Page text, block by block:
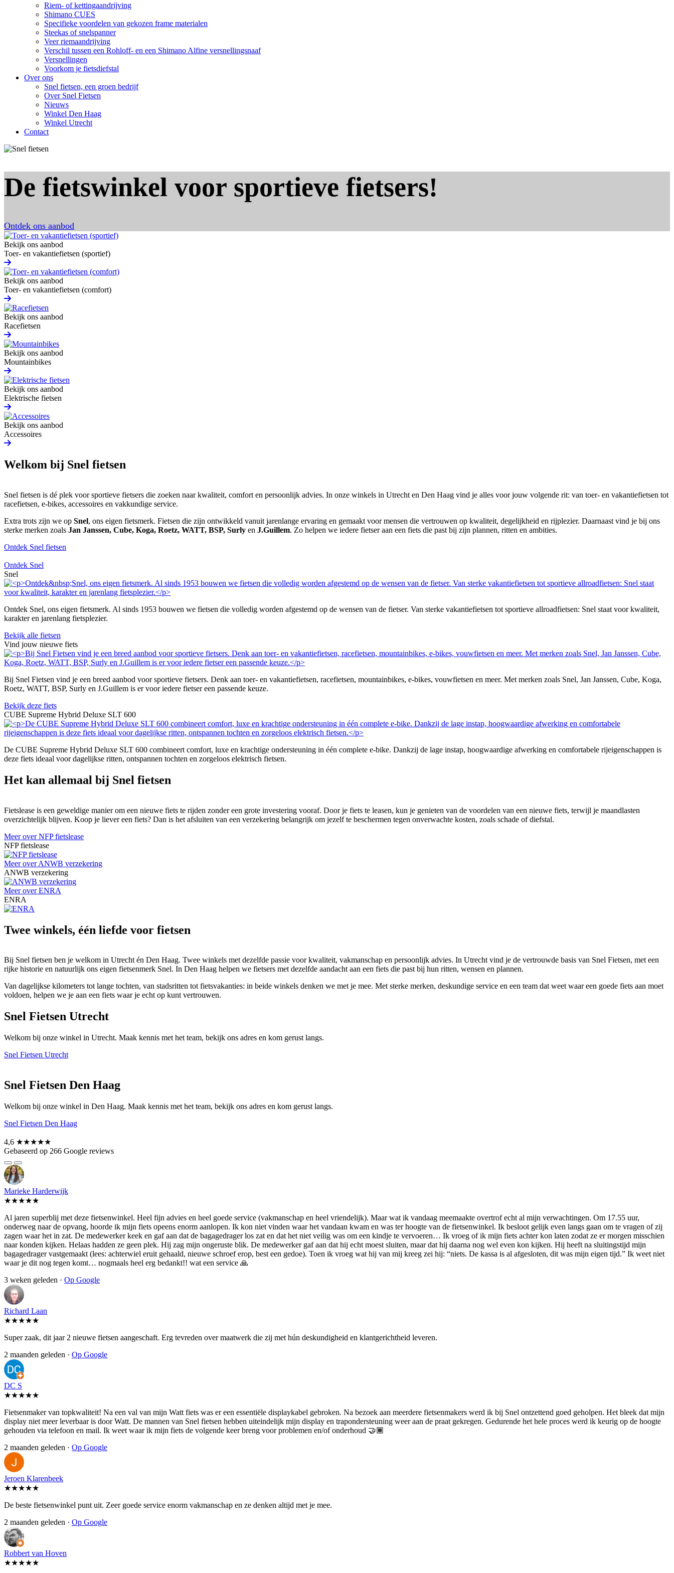
Riem- of kettingaandrijving
Shimano CUES
Specifieke voordelen van gekozen frame materialen
Steekas of snelspanner
Veer riemaandrijving
Verschil tussen een Rohloff- en een Shimano Alfine versnellingsnaaf
Versnellingen
Voorkom je fietsdiefstal
Over ons
Snel fietsen, een groen bedrijf
Over Snel Fietsen
Nieuws
Winkel Den Haag
Winkel Utrecht
Contact
De fietswinkel voor sportieve fietsers!
Ontdek ons aanbod
Bekijk ons aanbod
Toer- en vakantiefietsen (sportief)
Bekijk ons aanbod
Toer- en vakantiefietsen (comfort)
Bekijk ons aanbod
Racefietsen
Bekijk ons aanbod
Mountainbikes
Bekijk ons aanbod
Elektrische fietsen
Bekijk ons aanbod
Accessoires
Welkom bij Snel fietsen
Snel fietsen is dé plek voor sportieve fietsers die zoeken naar kwaliteit, comfort en persoonlijk advies. In onze winkels in Utrecht en Den Haag vind je alles voor jouw volgende rit: van toer- en vakantiefietsen tot
racefietsen, e-bikes, accessoires en vakkundige service.
Extra trots zijn we op Snel, ons eigen fietsmerk. Fietsen die zijn ontwikkeld vanuit jarenlange ervaring en gemaakt voor mensen die vertrouwen op kwaliteit, degelijkheid en rijplezier. Daarnaast vind je bij ons
sterke merken zoals Jan Janssen, Cube, Koga, Roetz, WATT, BSP, Surly en J.Guillem. Zo helpen we iedere fietser aan een fiets die past bij zijn plannen, ritten en ambities.
Ontdek Snel fietsen
Ontdek Snel
Snel
Ontdek Snel, ons eigen fietsmerk. Al sinds 1953 bouwen we fietsen die volledig worden afgestemd op de wensen van de fietser. Van sterke vakantiefietsen tot sportieve allroadfietsen: Snel staat voor kwaliteit,
karakter en jarenlang fietsplezier.
Bekijk alle fietsen
Vind jouw nieuwe fiets
Bij Snel Fietsen vind je een breed aanbod voor sportieve fietsers. Denk aan toer- en vakantiefietsen, racefietsen, mountainbikes, e-bikes, vouwfietsen en meer. Met merken zoals Snel, Jan Janssen, Cube, Koga,
Roetz, WATT, BSP, Surly en J.Guillem is er voor iedere fietser een passende keuze.
Bekijk deze fiets
CUBE Supreme Hybrid Deluxe SLT 600
De CUBE Supreme Hybrid Deluxe SLT 600 combineert comfort, luxe en krachtige ondersteuning in één complete e-bike. Dankzij de lage instap, hoogwaardige afwerking en comfortabele rijeigenschappen is
deze fiets ideaal voor dagelijkse ritten, ontspannen tochten en zorgeloos elektrisch fietsen.
Het kan allemaal bij Snel fietsen
Fietslease is een geweldige manier om een nieuwe fiets te rijden zonder een grote investering vooraf. Door je fiets te leasen, kun je genieten van de voordelen van een nieuwe fiets, terwijl je maandlasten
overzichtelijk blijven. Koop je liever een fiets? Dan is het afsluiten van een verzekering belangrijk om jezelf te beschermen tegen onverwachte kosten, zoals schade of diefstal.
Meer over NFP fietslease
NFP fietslease
Meer over ANWB verzekering
ANWB verzekering
Meer over ENRA
ENRA
Twee winkels, één liefde voor fietsen
Bij Snel fietsen ben je welkom in Utrecht én Den Haag. Twee winkels met dezelfde passie voor kwaliteit, vakmanschap en persoonlijk advies. In Utrecht vind je de vertrouwde basis van Snel Fietsen, met een
rijke historie en natuurlijk ons eigen fietsenmerk Snel. In Den Haag helpen we fietsers met dezelfde aandacht aan een fiets die past bij hun ritten, wensen en plannen.
Van dagelijkse kilometers tot lange tochten, van stadsritten tot fietsvakanties: in beide winkels denken we met je mee. Met sterke merken, deskundige service en een team dat weet waar een goede fiets aan moet
voldoen, helpen we je aan een fiets waar je echt op kunt vertrouwen.
Snel Fietsen Utrecht
Welkom bij onze winkel in Utrecht. Maak kennis met het team, bekijk ons adres en kom gerust langs.
Snel Fietsen Utrecht
Snel Fietsen Den Haag
Welkom bij onze winkel in Den Haag. Maak kennis met het team, bekijk ons adres en kom gerust langs.
Snel Fietsen Den Haag
4,6 ★★★★★
Gebaseerd op 266 Google reviews
Marieke Harderwijk
★★★★★
Al jaren superblij met deze fietsenwinkel. Heel fijn advies en heel goede service (vakmanschap en heel vriendelijk). Maar wat ik vandaag meemaakte overtrof echt al mijn verwachtingen. Om 17.55 uur,
onderweg naar de opvang, hoorde ik mijn fiets opeens enorm aanlopen. Ik kon niet vinden waar het vandaan kwam en was ter hoogte van de fietsenwinkel. Ik besloot gelijk even langs gaan om te vragen of zij
zagen waar het in zat. De medewerker keek en gaf aan dat de bagagedrager los zat en dat het niet veilig was om een kindje te vervoeren… Ik vroeg of ik mijn fiets achter kon laten zodat ze er morgen misschien
naar konden kijken. Helaas hadden ze geen plek. Hij zag mijn ongeruste blik. De medewerker gaf aan dat hij echt moest sluiten, maar dat hij daarna nog wel even kon kijken. Hij heeft na sluitingstijd mijn
bagagedrager vastgemaakt (lees: achterwiel eruit gehaald, nieuwe schroef erop, best een gedoe). Toen ik vroeg wat hij van mij kreeg zei hij: “niets. De kassa is al afgesloten, dit was mijn eigen tijd.” Ik weet niet
waar je dit nog tegen komt… nogmaals heel erg bedankt!! wat een service 🙏
3 weken geleden · Op Google
Richard Laan
★★★★★
Super zaak, dit jaar 2 nieuwe fietsen aangeschaft. Erg tevreden over maatwerk die zij met hún deskundigheid en klantgerichtheid leveren.
2 maanden geleden · Op Google
DC S
★★★★★
Fietsenmaker van topkwaliteit! Na een val van mijn Watt fiets was er een essentiële displaykabel gebroken. Na bezoek aan meerdere fietsenmakers werd ik bij Snel ontzettend goed geholpen. Het bleek dat mijn
display niet meer leverbaar is door Watt. De mannen van Snel fietsen hebben uiteindelijk mijn display en trapondersteuning weer aan de praat gekregen. Gedurende het hele proces werd ik keurig op de hoogte
gehouden via telefoon en mail. Ik weet waar ik mijn fiets de volgende keer breng voor problemen en/of onderhoud 🤝🏾
2 maanden geleden · Op Google
Jeroen Klarenbeek
★★★★★
De beste fietsenwinkel punt uit. Zeer goede service enorm vakmanschap en ze denken altijd met je mee.
2 maanden geleden · Op Google
Robbert van Hoven
★★★★★